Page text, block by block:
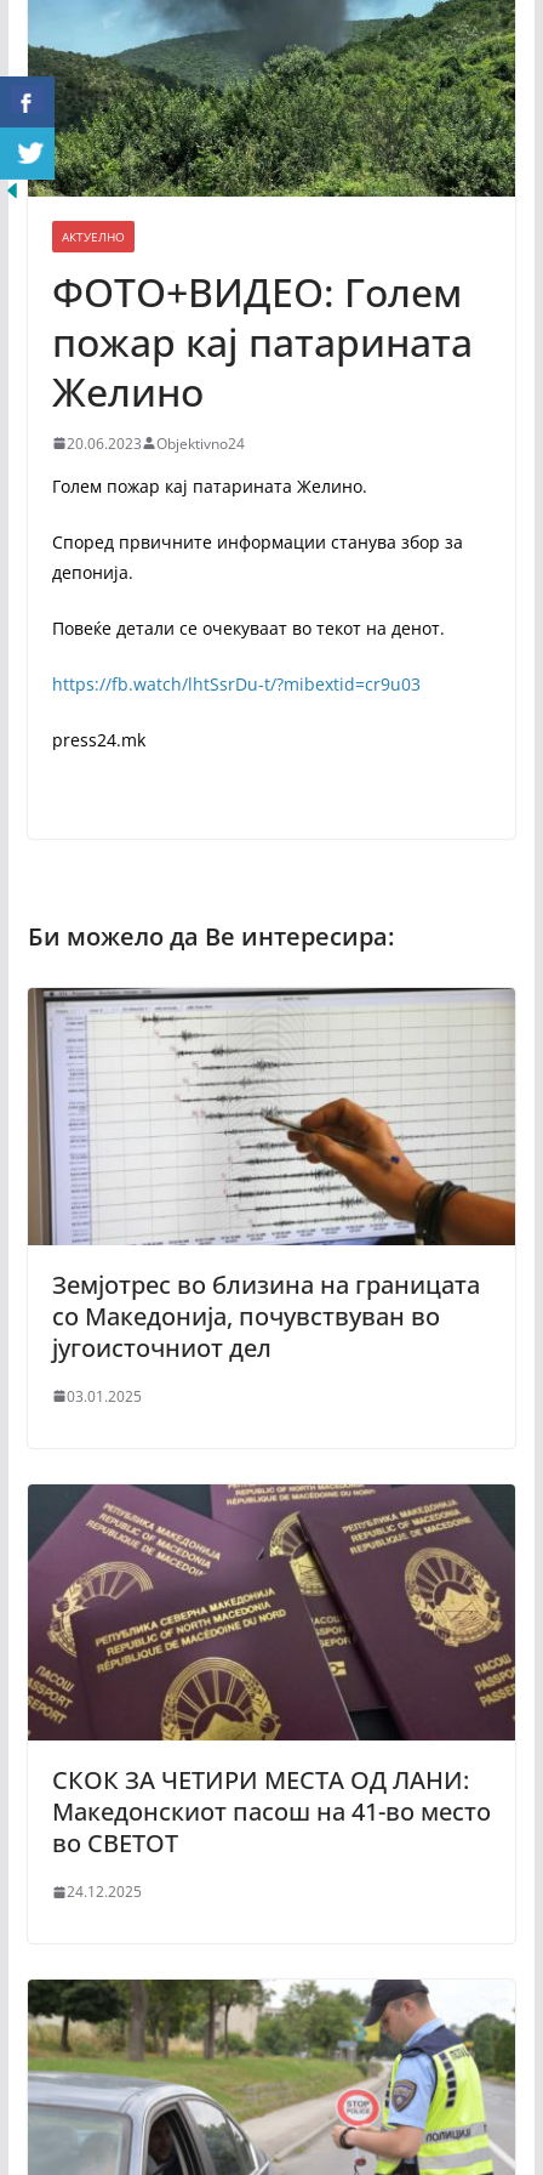
АКТУЕЛНО
ФОТО+ВИДЕО: Голем
пожар кај патарината
Желино
20.06.2023 Objektivno24
Голем пожар кај патарината Желино.
Според првичните информации станува збор за
депонија.
Повеќе детали се очекуваат во текот на денот.
https://fb.watch/lhtSsrDu-t/?mibextid=cr9u03
press24.mk
Земјотрес во близина на границата
со Македонија, почувствуван во
југоисточниот дел
03.01.2025
СКОК ЗА ЧЕТИРИ МЕСТА ОД ЛАНИ:
Македонскиот пасош на 41-во место
во СВЕТОТ
24.12.2025